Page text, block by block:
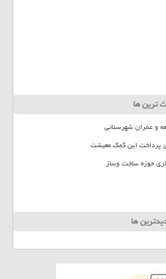
ترین ها
و عمران شهرستانی
پرداخت این کمک معیشت
ها